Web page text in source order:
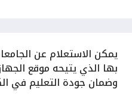
يمكن الاستعلام عن
بها الذي يتيحه موقع
وضمان جودة التعليم في